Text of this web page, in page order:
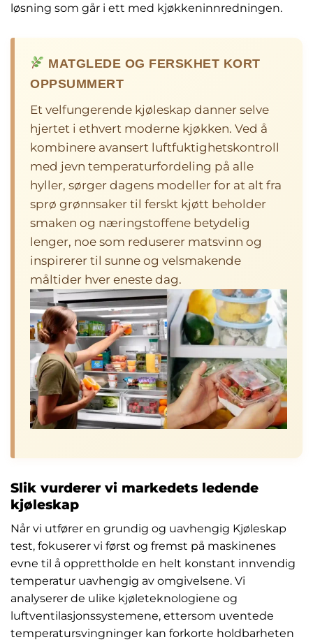
løsning som går i ett med kjøkkeninnredningen.
MATGLEDE OG FERSKHET KORT
OPPSUMMERT
Et velfungerende kjøleskap danner selve
hjertet i ethvert moderne kjøkken. Ved å
kombinere avansert luftfuktighetskontroll
med jevn temperaturfordeling på alle
hyller, sørger dagens modeller for at alt fra
sprø grønnsaker til ferskt kjøtt beholder
smaken og næringstoffene betydelig
lenger, noe som reduserer matsvinn og
inspirerer til sunne og velsmakende
måltider hver eneste dag.
Slik vurderer vi markedets ledende
kjøleskap
Når vi utfører en grundig og uavhengig Kjøleskap
test, fokuserer vi først og fremst på maskinenes
evne til å opprettholde en helt konstant innvendig
temperatur uavhengig av omgivelsene. Vi
analyserer de ulike kjøleteknologiene og
luftventilasjonssystemene, ettersom uventede
temperatursvingninger kan forkorte holdbarheten